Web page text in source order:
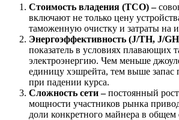
Стоимость владения (TCO) –
включают не только цену
таможенную очистку и затраты на
Энергоэффективность (J/TH, J/
показатель в условиях плавающих
электроэнергию. Чем меньше
единицу хэшрейта, тем выше запас
при падении курса.
Сложность сети –постоянный
мощности участников рынка
доли конкретного майнера в